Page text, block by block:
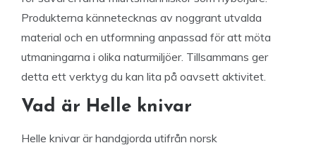
Produkterna kännetecknas av noggrant utvalda
material och en utformning anpassad för att möta
utmaningarna i olika naturmiljöer. Tillsammans ger
detta ett verktyg du kan lita på oavsett aktivitet.
Vad är Helle knivar
Helle knivar är handgjorda utifrån norsk